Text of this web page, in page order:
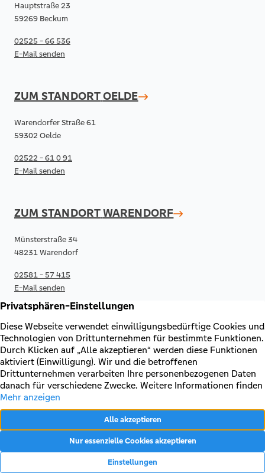
Hauptstraße 23
59269 Beckum
02525 - 66 536
E-Mail senden
ZUM STANDORTOELDE
Warendorfer Straße 61
59302 Oelde
02522 - 61 0 91
E-Mail senden
ZUM STANDORTWARENDORF
Münsterstraße 34
48231 Warendorf
02581 - 57 415
E-Mail senden
RECHTLICHES & KONTAKT
Kontakt
AGB & Sonderbedingungen
Erklärung zur Barrierefreiheit
Datenschutz
Vertrag widerrufen